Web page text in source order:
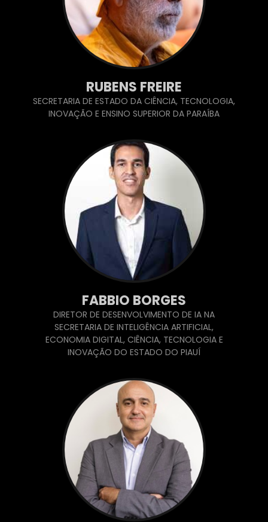
RUBENS FREIRE
SECRETARIA DE ESTADO DA CIÊNCIA, TECNOLOGIA,
INOVAÇÃO E ENSINO SUPERIOR DA PARAÍBA
FABBIO BORGES
DIRETOR DE DESENVOLVIMENTO DE IA NA
SECRETARIA DE INTELIGÊNCIA ARTIFICIAL,
ECONOMIA DIGITAL, CIÊNCIA, TECNOLOGIA E
INOVAÇÃO DO ESTADO DO PIAUÍ